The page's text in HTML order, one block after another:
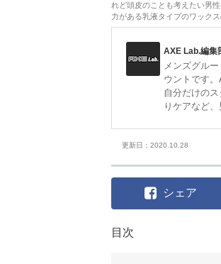
れど頭皮のことも考えたい男
力がある乳液タイプのワック
AXE Lab.編集
メンズグル
ウントです
自分だけの
りケアなど
更新日：2020.10.28
シェア
目次